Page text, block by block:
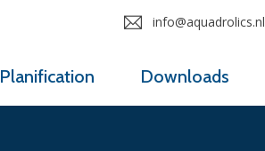
Planification Downloads
info@aquadrolics.nl